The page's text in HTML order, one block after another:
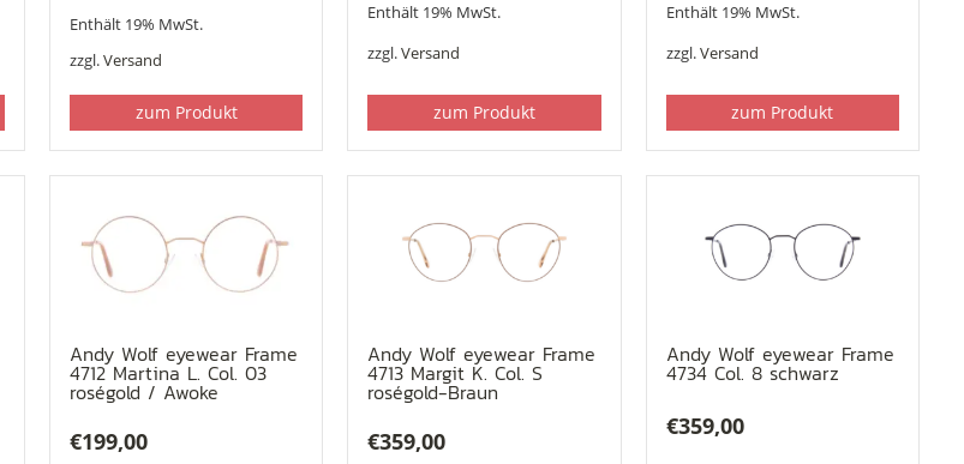
Enthält 19% MwSt.
zzgl.Versand
zum Produkt
Enthält 19% MwSt.
zzgl.Versand
zum Produkt
Enthält 19% MwSt.
zzgl.Versand
zum Produkt
Andy Wolf eyewear Frame
4712 Martina L. Col. 03
roségold / Awoke
€199,00
Andy Wolf eyewear Frame
4713 Margit K. Col. S
roségold-Braun
€359,00
Andy Wolf eyewear Frame
4734 Col. 8 schwarz
€359,00